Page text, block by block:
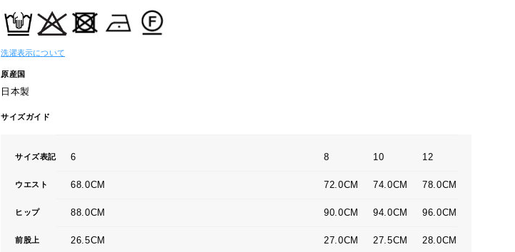
洗濯表示について
原産国
日本製
サイズガイド
サイズ表記 6 8 10 12
ウエスト 68.0CM 72.0CM 74.0CM 78.0CM
ヒップ 88.0CM 90.0CM 94.0CM 96.0CM
前股上 26.5CM 27.0CM 27.5CM 28.0CM